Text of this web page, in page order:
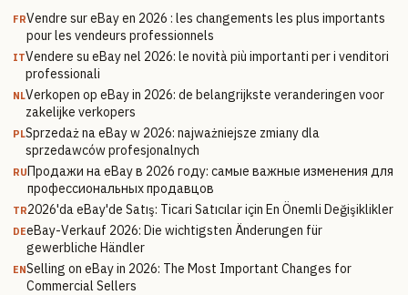
FRVendre sur eBay en 2026 : les changements les plus importants
pour les vendeurs professionnels
ITVendere su eBay nel 2026: le novità più importanti per i venditori
professionali
NLVerkopen op eBay in 2026: de belangrijkste veranderingen voor
zakelijke verkopers
PLSprzedaż na eBay w 2026: najważniejsze zmiany dla
sprzedawców profesjonalnych
RUПродажи на eBay в 2026 году: самые важные изменения для
профессиональных продавцов
TR2026'da eBay'de Satış: Ticari Satıcılar için En Önemli Değişiklikler
DEeBay-Verkauf 2026: Die wichtigsten Änderungen für
gewerbliche Händler
ENSelling on eBay in 2026: The Most Important Changes for
Commercial Sellers